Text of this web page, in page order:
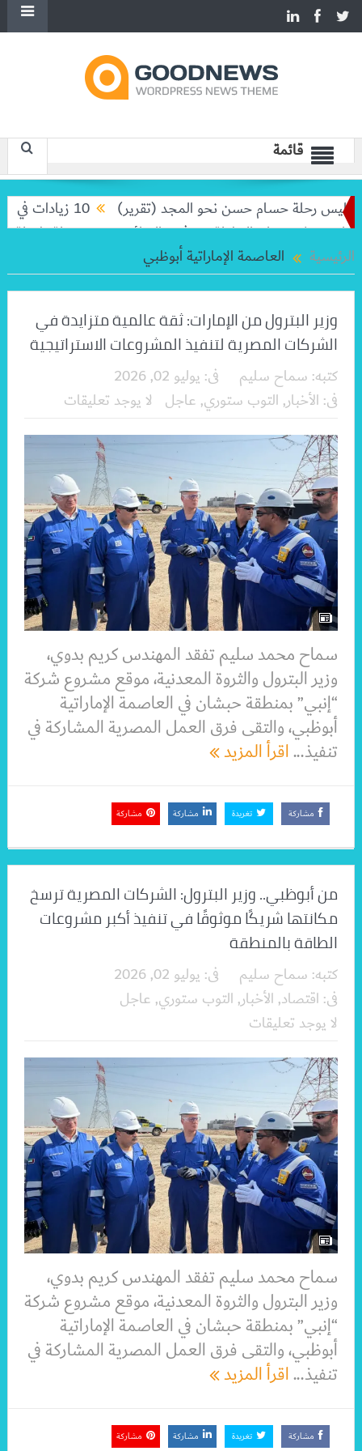
قائمة
رحلة حسام حسن نحو المجد (تقرير)
10 زيادات في 10 سنوات.. هل حان الوقت لرفع دعم البنزين نهائيا؟
تودعان البطولة من ثمن النهائي
بعد رحلة طويلة..
الرئيسية
العاصمة الإماراتية أبوظبي
وزير البترول من الإمارات: ثقة عالمية متزايدة في
الشركات المصرية لتنفيذ المشروعات الاستراتيجية
كتبه: سماح سليم فى: يوليو 02, 2026
فى: الأخبار, التوب ستوري, عاجل لا يوجد تعليقات
سماح محمد سليم تفقد المهندس كريم بدوي،
وزير البترول والثروة المعدنية، موقع مشروع شركة
“إنبي” بمنطقة حبشان في العاصمة الإماراتية
أبوظبي، والتقى فرق العمل المصرية المشاركة في
تنفيذ...اقرأ المزيد
مشاركة تغريدة مشاركة مشاركة
من أبوظبي.. وزير البترول: الشركات المصرية ترسخ
مكانتها شريكًا موثوقًا في تنفيذ أكبر مشروعات
الطاقة بالمنطقة
كتبه: سماح سليم فى: يوليو 02, 2026
فى: اقتصاد, الأخبار, التوب ستوري, عاجل
لا يوجد تعليقات
سماح محمد سليم تفقد المهندس كريم بدوي،
وزير البترول والثروة المعدنية، موقع مشروع شركة
“إنبي” بمنطقة حبشان في العاصمة الإماراتية
أبوظبي، والتقى فرق العمل المصرية المشاركة في
تنفيذ...اقرأ المزيد
مشاركة تغريدة مشاركة مشاركة